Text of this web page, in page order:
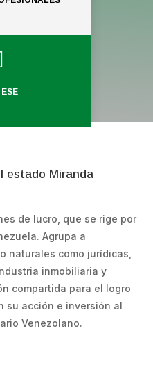
estado Miranda
de lucro, que se rige por
Agrupa a
naturales como jurídicas,
inmobiliaria y
compartida para el logro
su acción e inversión al
Venezolano.